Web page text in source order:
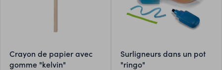
crayon de papier avec
gomme "kelvin"
surligneurs dans un pot
"ringo"